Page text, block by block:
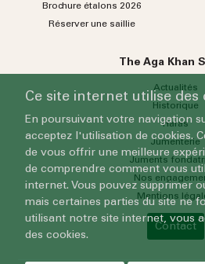
Brochure étalons 2026
Réserver une saillie
The Aga Khan
Actualités
Historique
Haras
Jumenterie
Juments
Nos
Mentions
Contact
Ce site internet utilise des
En poursuivant votre navigation
acceptez l'utilisation de cookies.
de vous offrir une meilleure
de comprendre comment vous
internet. Vous pouvez supprimer
mais certaines parties du site ne
utilisant notre site internet, vous
des cookies.